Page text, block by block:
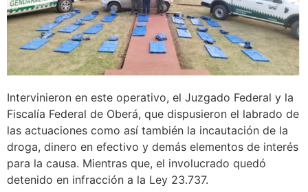
Intervinieron en este operativo, el Juzgado Federal y la
Fiscalía Federal de Oberá, que dispusieron el labrado de
las actuaciones como así también la incautación de la
droga, dinero en efectivo y demás elementos de interés
para la causa. Mientras que, el involucrado quedó
detenido en infracción a la Ley 23.737.